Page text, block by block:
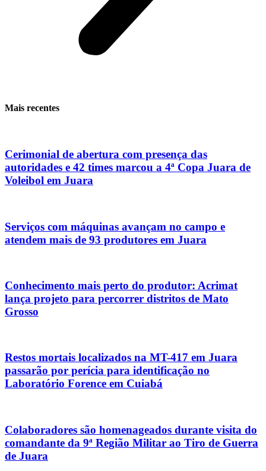
Mais recentes
Cerimonial de abertura com presença das
autoridades e 42 times marcou a 4ª Copa Juara de
Voleibol em Juara
Serviços com máquinas avançam no campo e
atendem mais de 93 produtores em Juara
Conhecimento mais perto do produtor: Acrimat
lança projeto para percorrer distritos de Mato
Grosso
Restos mortais localizados na MT-417 em Juara
passarão por perícia para identificação no
Laboratório Forence em Cuiabá
Colaboradores são homenageados durante visita do
comandante da 9ª Região Militar ao Tiro de Guerra
de Juara